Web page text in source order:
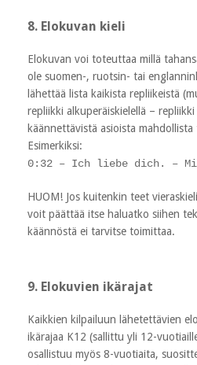
8. Elokuvan kieli
Elokuvan voi toteuttaa millä
ole suomen-, ruotsin- tai
lähettää lista kaikista repliikeistä
repliikki alkuperäiskielellä –
käännettävistä asioista
Esimerkiksi:
0:32 – Ich liebe dich. –
HUOM! Jos kuitenkin teet
voit päättää itse haluatko siihen
käännöstä ei tarvitse toimittaa.
9. Elokuvien ikärajat
Kaikkien kilpailuun lähetettävien
ikärajaa K12 (sallittu yli 12-
osallistuu myös 8-vuotiaita,